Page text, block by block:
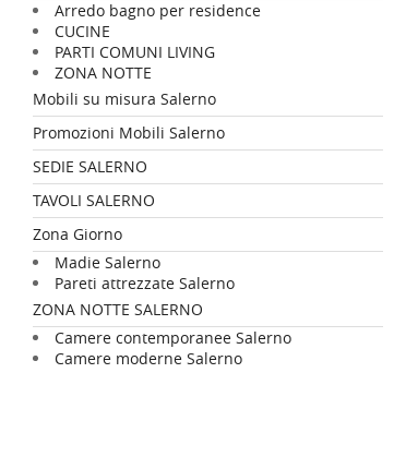
Arredo bagno per residence
CUCINE
PARTI COMUNI LIVING
ZONA NOTTE
Mobili su misura Salerno
Promozioni Mobili Salerno
SEDIE SALERNO
TAVOLI SALERNO
Zona Giorno
Madie Salerno
Pareti attrezzate Salerno
ZONA NOTTE SALERNO
Camere contemporanee Salerno
Camere moderne Salerno